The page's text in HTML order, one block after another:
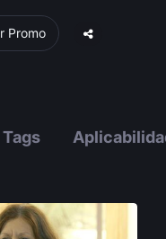
Promo
Tags